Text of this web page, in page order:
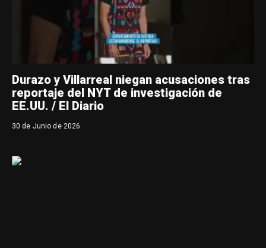
Durazo y Villarreal niegan acusaciones tras
reportaje del NYT de investigación de
EE.UU. / El Diario
30 de Junio de 2026